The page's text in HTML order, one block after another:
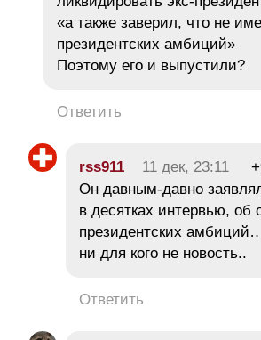
«а также заверил, что не
президентских амбиций»
Поэтому его и выпустили?
Ответить
rss911 11 дек, 23:11
Он давным-давно
в десятках интервью, об
президентских
ни для кого не новость..
Ответить